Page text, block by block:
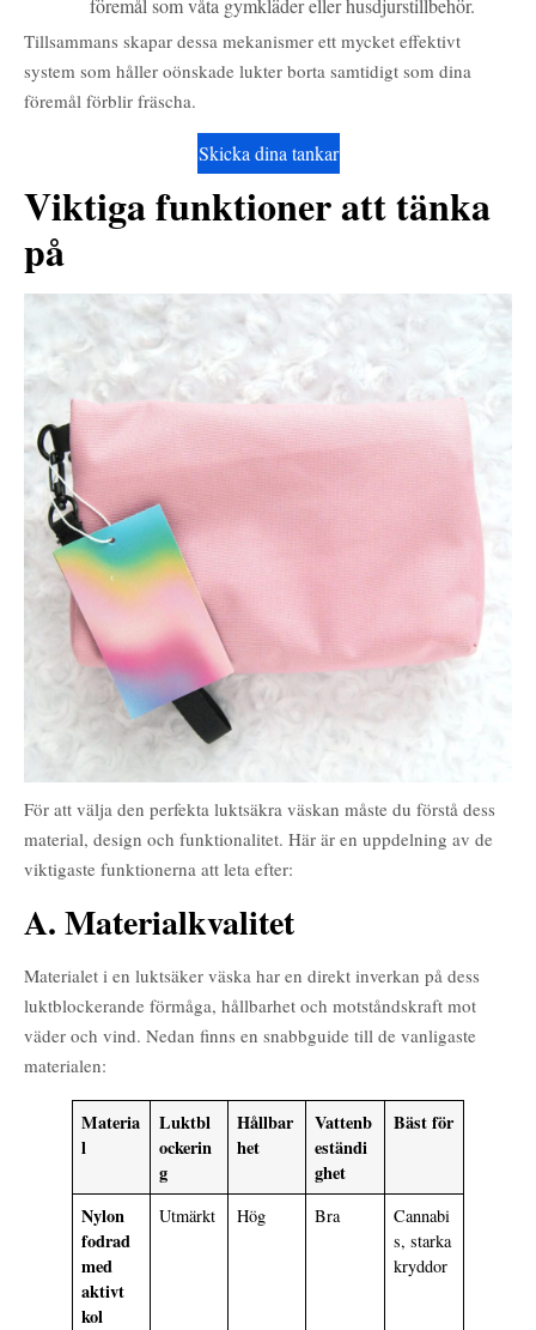
föremål som våta gymkläder eller husdjurstillbehör.
Tillsammans skapar dessa mekanismer ett mycket effektivt
system som håller oönskade lukter borta samtidigt som dina
föremål förblir fräscha.
Skicka dina tankar
Viktiga funktioner att tänka
på
För att välja den perfekta luktsäkra väskan måste du förstå dess
material, design och funktionalitet. Här är en uppdelning av de
viktigaste funktionerna att leta efter:
A. Materialkvalitet
Materialet i en luktsäker väska har en direkt inverkan på dess
luktblockerande förmåga, hållbarhet och motståndskraft mot
väder och vind. Nedan finns en snabbguide till de vanligaste
materialen:
Materia
l
Luktbl
ockerin
g
Hållbar
het
Vattenb
eständi
ghet
Bäst för
Nylon
fodrad
med
aktivt
kol
Utmärkt Hög Bra
Cannabi
s, starka
kryddor